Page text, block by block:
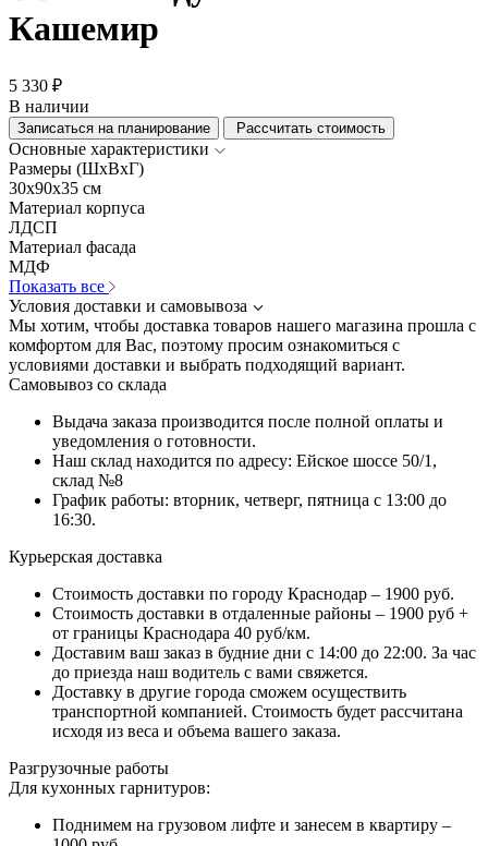
Кашемир
5 330 ₽
В наличии
Записаться на планирование Рассчитать стоимость
Основные характеристики
Размеры (ШхВхГ)
30x90x35 см
Материал корпуса
ЛДСП
Материал фасада
МДФ
Показать все
Условия доставки и самовывоза
Мы хотим, чтобы доставка товаров нашего магазина прошла с
комфортом для Вас, поэтому просим ознакомиться с
условиями доставки и выбрать подходящий вариант.
Самовывоз со склада
Выдача заказа производится после полной оплаты и
уведомления о готовности.
Наш склад находится по адресу: Ейское шоссе 50/1,
склад №8
График работы: вторник, четверг, пятница с 13:00 до
16:30.
Курьерская доставка
Стоимость доставки по городу Краснодар – 1900 руб.
Стоимость доставки в отдаленные районы – 1900 руб +
от границы Краснодара 40 руб/км.
Доставим ваш заказ в будние дни с 14:00 до 22:00. За час
до приезда наш водитель с вами свяжется.
Доставку в другие города сможем осуществить
транспортной компанией. Стоимость будет рассчитана
исходя из веса и объема вашего заказа.
Разгрузочные работы
Для кухонных гарнитуров:
Поднимем на грузовом лифте и занесем в квартиру –